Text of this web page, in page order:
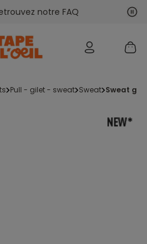
notre FAQ
pull - gilet - sweat sweat sweat